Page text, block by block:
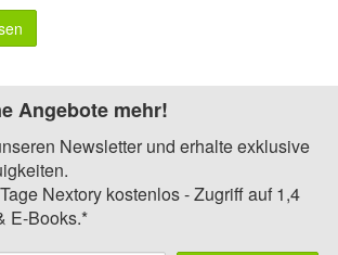
Angebote mehr!
Newsletter und erhalte exklusive
Nextory kostenlos - Zugriff auf 1,4
E-Books.*